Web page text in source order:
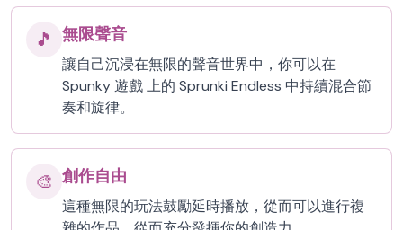
🎵 無限聲音
讓自己沉浸在無限的聲音世界中，你可以在
Spunky 遊戲 上的 Sprunki Endless 中持續混合節
奏和旋律。
🎨 創作自由
這種無限的玩法鼓勵延時播放，從而可以進行複